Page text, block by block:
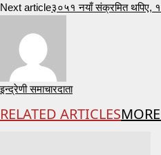
Next article३०५१ नयाँ संक्रमित थपिए,
इन्द्रेणी समाचारदाता
RELATED ARTICLES